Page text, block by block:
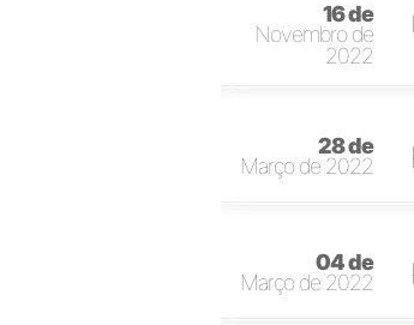
16 de
Novembro de
2022
28 de
Março de 2022
04 de
Março de 2022